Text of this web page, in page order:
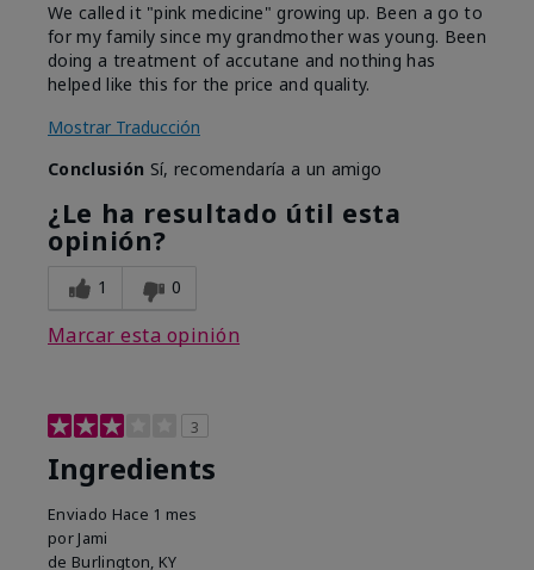
We called it "pink medicine" growing up. Been a go to
for my family since my grandmother was young. Been
doing a treatment of accutane and nothing has
helped like this for the price and quality.
Mostrar Traducción
Conclusión Sí, recomendaría a un amigo
¿Le ha resultado útil esta
opinión?
1 0
Marcar esta opinión
3
Ingredients
Enviado Hace 1 mes
por Jami
de Burlington, KY